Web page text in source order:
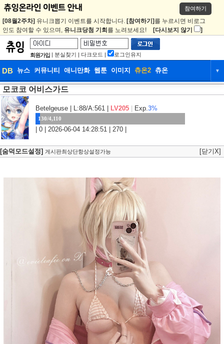
참여하기
[08월2주차] 유니크뽑기 이벤트를 시작합니다. [참여하기] 를 누르시면 비로그
인도 참여할 수 있으며, 유니크당첨 기회 를 노려보세요! [다시보지 않기 ]
회원가입 | 분실찾기 | 다크모드 | 로그인유지
DB 뉴스 커뮤니티 애니만화 웹툰 이미지 츄온2 츄온 ▼
DB
웹툰 이미지 츄온2
모코코 어비스가드
Betelgeuse | L:88/A:561 | LV205 Exp.3%
130/4,110
| 0 | 2026-06-04 14:28:51 | 270 |
[숨덕모드설정] 게시판최상단항상설정가능 [닫기X]